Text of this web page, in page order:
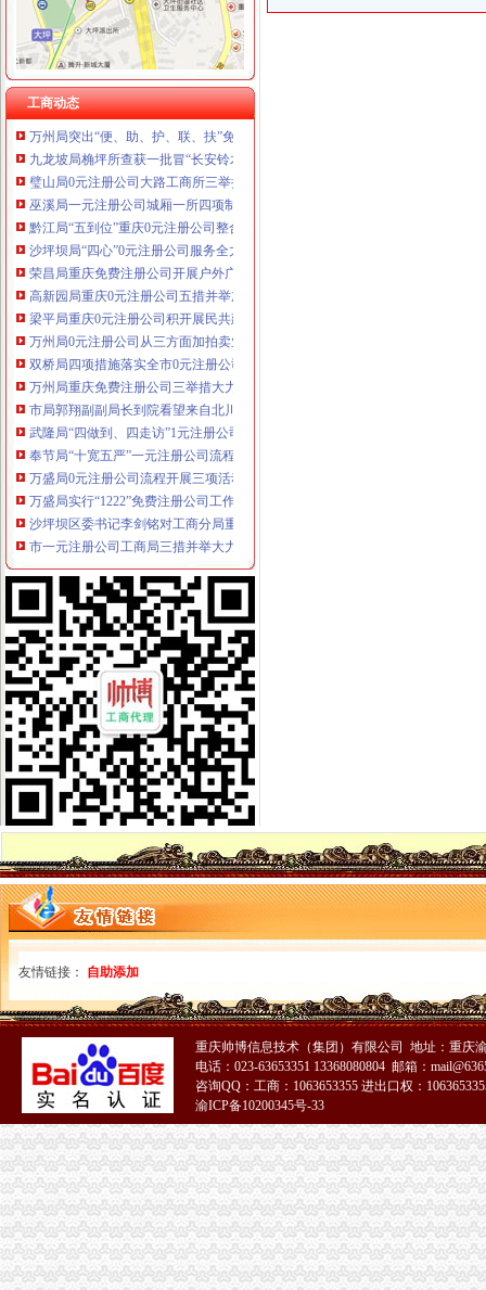
工商动态
开县局监管与服务并重加“三节”0元注册公司流程市场监管
万州局重庆一元注册公司发挥登记职能支持企业融资18亿元
沙坪坝局以四型模范为指针造“四型”0元注册公司领导班子
青海农畜产品经纪人与江北观音桥农贸市重庆免费注册公司场经纪人成功实现
巫溪局五步推进“依法行政、文明执法、树立形象”免费注册公司专项教育培训工
万州局突出“便、助、护、联、扶”免费注册公司五字营造优良发展环境造服务型
九龙坡局桷坪所查获一批冒“长安铃木”的重庆一元注册公司后视镜总成
璧山局0元注册公司大路工商所三举措大力培养农村经纪人队伍
巫溪局一元注册公司城厢一所四项制度加校园周边食品安全监管
黔江局“五到位”重庆0元注册公司整合关闭辖区煤矿注销登记
沙坪坝局“四心”0元注册公司服务全力推进下岗失业人员再就业工程
荣昌局重庆免费注册公司开展户外广告整见成效
高新园局重庆0元注册公司五措并举加火车北站奥运期间食品安全监管
梁平局重庆0元注册公司积开展民共建活动
万州局0元注册公司从三方面加拍卖业监管
双桥局四项措施落实全市0元注册公司工商局长座谈会精
万州局重庆免费注册公司三举措大力扶持发展劳务经纪能人
市局郭翔副副局长到院看望来自北川县工商局的重庆0元注册公司受伤女职工
武隆局“四做到、四走访”1元注册公司深入开展调研工作
奉节局“十宽五严”一元注册公司流程造以人为本执法队伍
万盛局0元注册公司流程开展三项活动服务地方经济发展显成效
万盛局实行“1222”免费注册公司工作机制开展小作坊整改
沙坪坝区委书记李剑铭对工商分局重庆免费注册公司信息作出重要批示
市一元注册公司工商局三措并举大力支持农民工返乡创业
沙坪坝局“三坚持”重庆0元注册公司实施商标品牌战略见成效
九龙坡局0元注册公司三个注重认真开展深入学习实践科学发展观活动
巫山局重庆一元注册公司从五个方面抓好职能转型
铜梁局重庆一元注册公司加大企业回访力度服务地方经济发展
奉节消委为购买“奥运纪念章”一元注册公司流程老人挽回经济损失4700余元
彭水局积配合县商委两年建设626个乡村便民市一元注册公司流程场
万盛局服务“三农”0元注册公司见实效
青海省农村经纪人代表团到潼南县考察农村经纪人培育发展工作
永川局坚持“三明确两完善三提升”一元注册公司流程关怀基层工商所干部
市免费注册公司局副局长李明富对大渡口局领导班子提出四点要求
合川局荣获“重庆市学法用法示范机关”一元注册公司流程荣誉称号
武隆局重庆一元注册公司六大举措抓政风行风建设效果显著
梁平局建立商品交易市重庆0元注册公司场巡查监管新模式
企业处突出“三抓好”0元注册公司流程 切实推进学习实践科学发展观活动
忠县局马灌所把好“三关”0元注册公司流程化易燃易危化品市场监管
荣昌局一元注册公司昌元所以科学发展观为统领全面推进转型工作
沙坪坝局三大开展“适应科学发展、推动职能转型”免费注册公司能力培训
大足局免费注册公司石马工商所加大力度引导废旧物资行业健康发展
荣昌县出台优惠政策鼓励引导非公经济发展造创业型城市重庆一元注册公司
开县局一元注册公司流程加服装类产品质量监测见成效
酉县加大经费投入化乳制品市0元注册公司场清理工作
奉节局竹园所“六推进、六重点”一元注册公司流程狠抓食品安全监管
万盛局免费注册公司发挥服务职能支持农民及返乡农民工创业
梁平局“三化”重庆0元注册公司机制综合整无照经营
市免费注册公司局中介处三措施确保学习实践科学发展观活动落到实处
青海省工商局组团到我市一元注册公司考察交流农村经纪人培育发展工作
重庆工商系统结合实际积创新干部队伍建设取得实效
渝北区副区长傅建华对渝北区市重庆免费注册公司场管理工作提出要求
重庆市重庆0元注册公司工商行政管理系统纪念改革开放和工商行政管理机关
重庆市免费注册公司工商行政管理系统纪念改革开放和工商行政管理机关恢复
永川局一元注册公司流程以四化为指针推进个体工商户分层分类登记管理改革
江津局一元注册公司筑牢五道防线确保食品安全
友情链接： 自助添加
重庆帅博信息技术（集团）有限公司 地址：重庆
电话：023-63653351 13368080804 邮箱：
咨询QQ：工商：1063653355 进出口权：
渝ICP备10200345号-33